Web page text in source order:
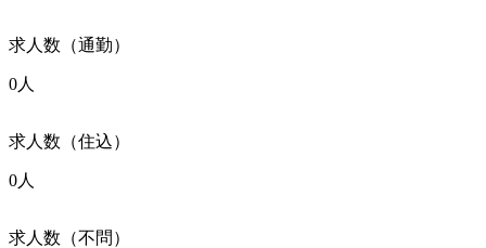
求人数（通勤）
0人
求人数（住込）
0人
求人数（不問）